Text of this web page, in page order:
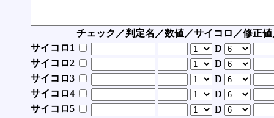
チェック／判定名／数値／サイコロ／修正
サイコロ1
D
サイコロ2
D
サイコロ3
D
サイコロ4
D
サイコロ5
D